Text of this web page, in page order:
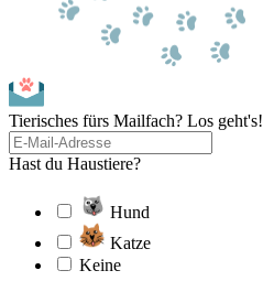
Tierisches fürs Mailfach? Los geht's!
Hast du Haustiere?
Hund
Katze
Keine